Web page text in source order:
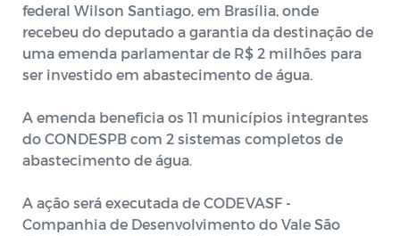
federal Wilson Santiago, em Brasília, onde
recebeu do deputado a garantia da destinação de
uma emenda parlamentar de R$ 2 milhões para
ser investido em abastecimento de água.
A emenda beneficia os 11 municípios integrantes
do CONDESPB com 2 sistemas completos de
abastecimento de água.
A ação será executada de CODEVASF -
Companhia de Desenvolvimento do Vale São